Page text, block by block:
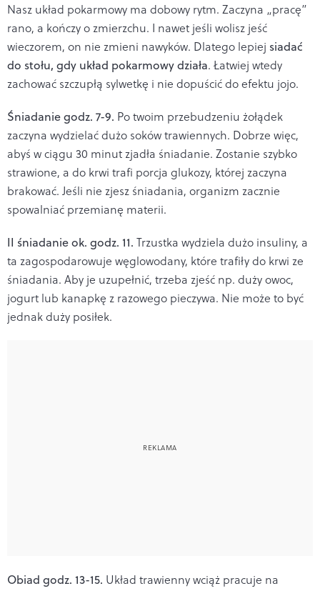
Nasz układ pokarmowy ma dobowy rytm. Zaczyna „pracę”
rano, a kończy o zmierzchu. I nawet jeśli wolisz jeść
wieczorem, on nie zmieni nawyków. Dlatego lepiej siadać
do stołu, gdy układ pokarmowy działa. Łatwiej wtedy
zachować szczupłą sylwetkę i nie dopuścić do efektu jojo.
Śniadanie godz. 7-9. Po twoim przebudzeniu żołądek
zaczyna wydzielać dużo soków trawiennych. Dobrze więc,
abyś w ciągu 30 minut zjadła śniadanie. Zostanie szybko
strawione, a do krwi trafi porcja glukozy, której zaczyna
brakować. Jeśli nie zjesz śniadania, organizm zacznie
spowalniać przemianę materii.
II śniadanie ok. godz. 11. Trzustka wydziela dużo insuliny, a
ta zagospodarowuje węglowodany, które trafiły do krwi ze
śniadania. Aby je uzupełnić, trzeba zjeść np. duży owoc,
jogurt lub kanapkę z razowego pieczywa. Nie może to być
jednak duży posiłek.
Obiad godz. 13-15. Układ trawienny wciąż pracuje na